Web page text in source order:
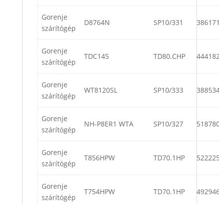
Gorenje
szárítógép
D8764N SP10/331
Gorenje
szárítógép
TDC145 TD80.CHP
Gorenje
szárítógép
WT8120SL SP10/333
Gorenje
szárítógép
NH-P8ER1 WTA SP10/327
Gorenje
szárítógép
T856HPW TD70.1HP
Gorenje
szárítógép
T754HPW TD70.1HP